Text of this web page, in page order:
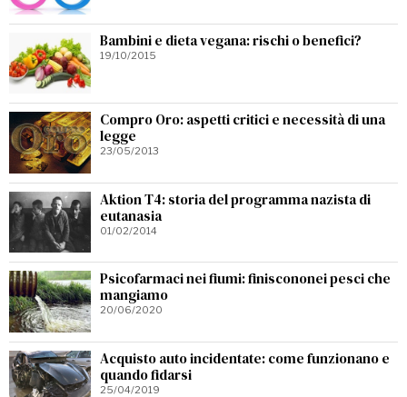
Bambini e dieta vegana: rischi o benefici?
19/10/2015
Compro Oro: aspetti critici e necessità di una
legge
23/05/2013
Aktion T4: storia del programma nazista di
eutanasia
01/02/2014
Psicofarmaci nei fiumi: finiscononei pesci che
mangiamo
20/06/2020
Acquisto auto incidentate: come funzionano e
quando fidarsi
25/04/2019